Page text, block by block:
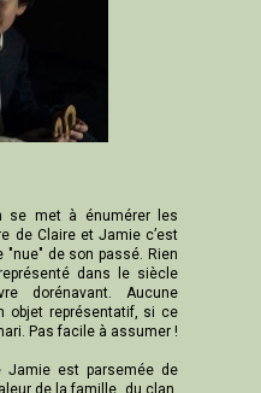
se met à énumérer les
de Claire et Jamie c’est
"nue" de son passé. Rien
dans le siècle
dorénavant. Aucune
objet représentatif, si ce
Pas facile à assumer !
Jamie est parsemée de
de la famille, du clan,